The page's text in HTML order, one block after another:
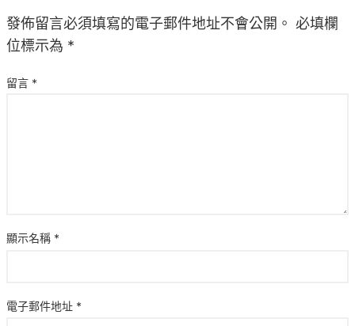
發佈留言必須填寫的電子郵件地址不會公開。 必填欄
位標示為 *
留言 *
顯示名稱 *
電子郵件地址 *